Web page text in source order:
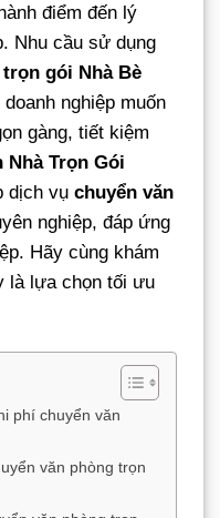
điểm đến lý
Nhu cầu sử dụng
gói Nhà Bè
nghiệp muốn
gàng, tiết kiệm
Nhà Trọn Gói
dịch vụ chuyển văn
nghiệp, đáp ứng
Hãy cùng khám
là lựa chọn tối ưu
phí chuyển văn
văn phòng trọn